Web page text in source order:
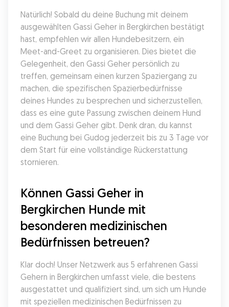
Natürlich! Sobald du deine Buchung mit deinem
ausgewählten Gassi Geher in Bergkirchen bestätigt
hast, empfehlen wir allen Hundebesitzern, ein
Meet-and-Greet zu organisieren. Dies bietet die
Gelegenheit, den Gassi Geher persönlich zu
treffen, gemeinsam einen kurzen Spaziergang zu
machen, die spezifischen Spazierbedürfnisse
deines Hundes zu besprechen und sicherzustellen,
dass es eine gute Passung zwischen deinem Hund
und dem Gassi Geher gibt. Denk dran, du kannst
eine Buchung bei Gudog jederzeit bis zu 3 Tage vor
dem Start für eine vollständige Rückerstattung
stornieren.
Können Gassi Geher in
Bergkirchen Hunde mit
besonderen medizinischen
Bedürfnissen betreuen?
Klar doch! Unser Netzwerk aus 5 erfahrenen Gassi
Gehern in Bergkirchen umfasst viele, die bestens
ausgestattet und qualifiziert sind, um sich um Hunde
mit speziellen medizinischen Bedürfnissen zu